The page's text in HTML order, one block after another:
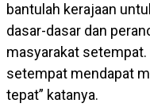
bantulah kerajaan
dasar-dasar dan
masyarakat
setempat mendapat
tepat” katanya.